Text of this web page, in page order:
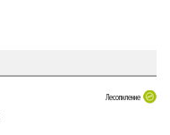
Лесопиление